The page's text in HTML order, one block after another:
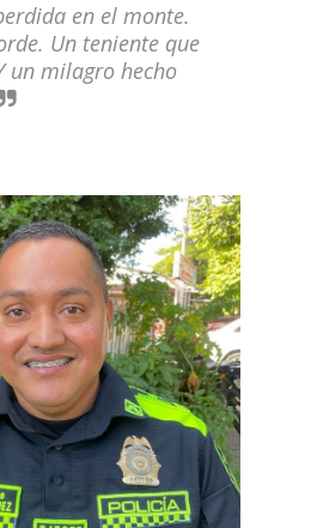
en el monte.
Un teniente que
un milagro hecho